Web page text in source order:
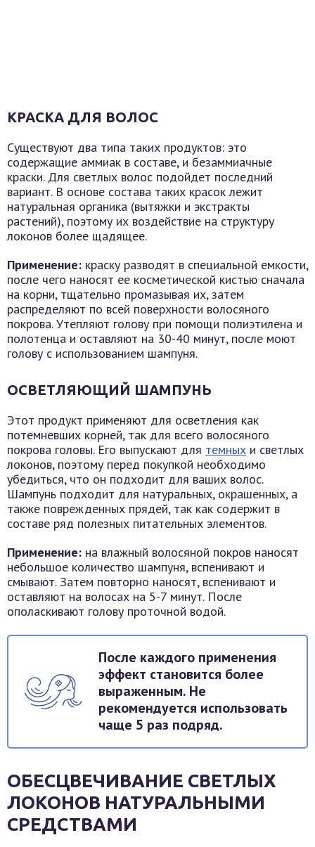
КРАСКА ДЛЯ ВОЛОС
Существуют два типа таких продуктов: это
содержащие аммиак в составе, и безаммиачные
краски. Для светлых волос подойдет последний
вариант. В основе состава таких красок лежит
натуральная органика (вытяжки и экстракты
растений), поэтому их воздействие на структуру
локонов более щадящее.
Применение: краску разводят в специальной емкости,
после чего наносят ее косметической кистью сначала
на корни, тщательно промазывая их, затем
распределяют по всей поверхности волосяного
покрова. Утепляют голову при помощи полиэтилена и
полотенца и оставляют на 30-40 минут, после моют
голову с использованием шампуня.
ОСВЕТЛЯЮЩИЙ ШАМПУНЬ
Этот продукт применяют для осветления как
потемневших корней, так для всего волосяного
покрова головы. Его выпускают для темных и светлых
локонов, поэтому перед покупкой необходимо
убедиться, что он подходит для ваших волос.
Шампунь подходит для натуральных, окрашенных, а
также поврежденных прядей, так как содержит в
составе ряд полезных питательных элементов.
Применение: на влажный волосяной покров наносят
небольшое количество шампуня, вспенивают и
смывают. Затем повторно наносят, вспенивают и
оставляют на волосах на 5-7 минут. После
ополаскивают голову проточной водой.
После каждого применения
эффект становится более
выраженным. Не
рекомендуется использовать
чаще 5 раз подряд.
ОБЕСЦВЕЧИВАНИЕ СВЕТЛЫХ
ЛОКОНОВ НАТУРАЛЬНЫМИ
СРЕДСТВАМИ